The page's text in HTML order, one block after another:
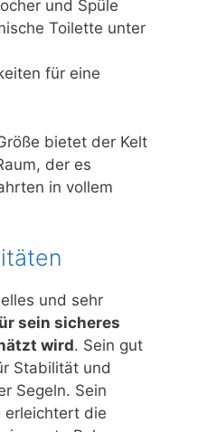
und Spüle
Toilette unter
für eine
bietet der Kelt
der es
in vollem
und sehr
sein sicheres
wird. Sein gut
Stabilität und
Segeln. Sein
erleichtert die